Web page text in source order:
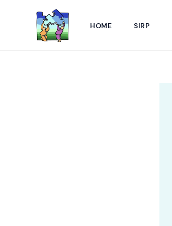
contenuto
HOME SIRP